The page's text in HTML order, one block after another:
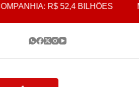
R$ 52,4 BILHÕES META